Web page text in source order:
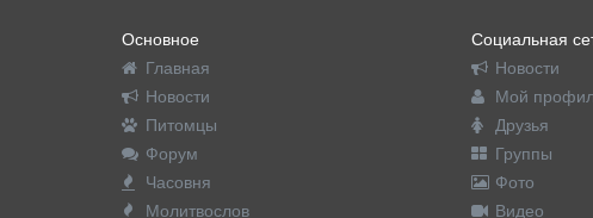
Основное
Главная
Новости
Питомцы
Форум
Часовня
Молитвослов
Социальная
Новости
Мой
Друзья
Группы
Фото
Видео